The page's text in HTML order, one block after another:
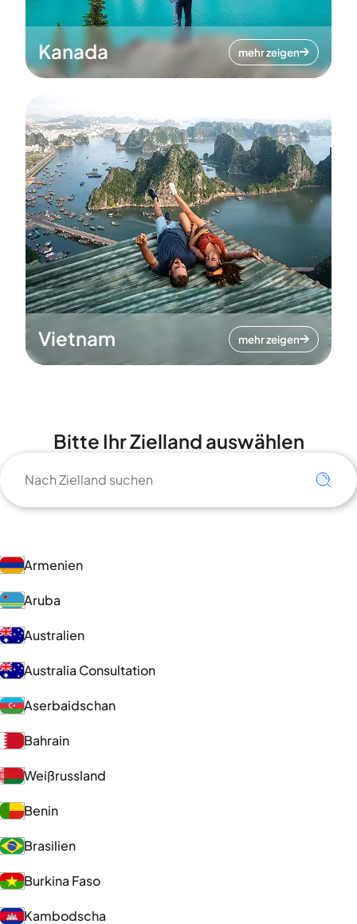
Kanada mehr zeigen
Vietnam mehr zeigen
Bitte Ihr Zielland auswählen
Armenien
Aruba
Australien
Australia Consultation
Aserbaidschan
Bahrain
Weißrussland
Benin
Brasilien
Burkina Faso
Kambodscha